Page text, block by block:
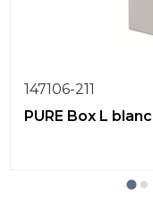
147106-211
PURE Box L blanc